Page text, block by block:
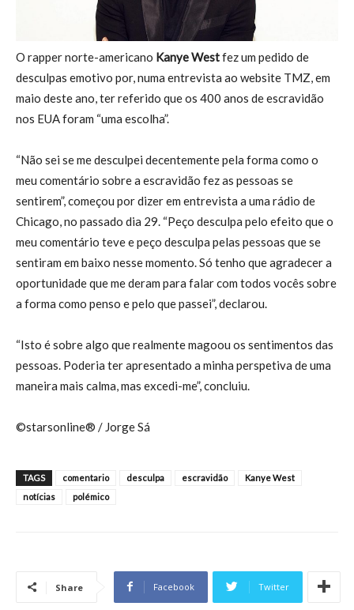
O rapper norte-americano Kanye Westfez um pedido de
desculpas emotivo por, numa entrevista ao website TMZ, em
maio deste ano, ter referido que os 400 anos de escravidão
nos EUA foram “uma escolha”.
“Não sei se me desculpei decentemente pela forma como o
meu comentário sobre a escravidão fez as pessoas se
sentirem”, começou por dizer em entrevista a uma rádio de
Chicago, no passado dia 29. “Peço desculpa pelo efeito que o
meu comentário teve e peço desculpa pelas pessoas que se
sentiram em baixo nesse momento. Só tenho que agradecer a
oportunidade que me deram para falar com todos vocês sobre
a forma como penso e pelo que passei”, declarou.
“Isto é sobre algo que realmente magoou os sentimentos das
pessoas. Poderia ter apresentado a minha perspetiva de uma
maneira mais calma, mas excedi-me”, concluiu.
©starsonline® / Jorge Sá
TAGS comentario desculpa escravidão
Kanye West
notícias
polémico
Share Facebook Twitter